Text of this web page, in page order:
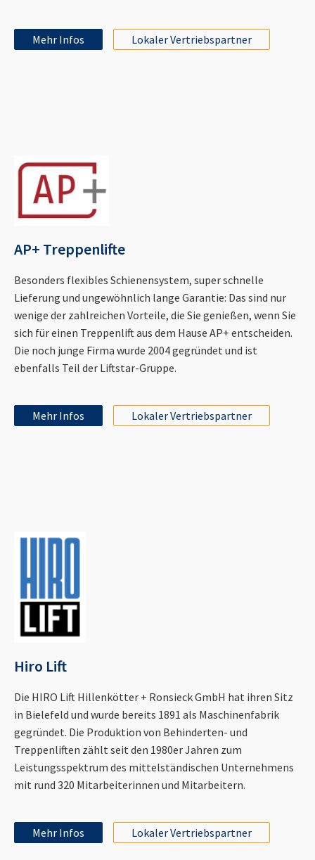
Mehr Infos Lokaler Vertriebspartner
AP+ Treppenlifte
Besonders flexibles Schienensystem, super schnelle
Lieferung und ungewöhnlich lange Garantie: Das sind nur
wenige der zahlreichen Vorteile, die Sie genießen, wenn Sie
sich für einen Treppenlift aus dem Hause AP+ entscheiden.
Die noch junge Firma wurde 2004 gegründet und ist
ebenfalls Teil der Liftstar-Gruppe.
Mehr Infos Lokaler Vertriebspartner
Hiro Lift
Die HIRO Lift Hillenkötter + Ronsieck GmbH hat ihren Sitz
in Bielefeld und wurde bereits 1891 als Maschinenfabrik
gegründet. Die Produktion von Behinderten- und
Treppenliften zählt seit den 1980er Jahren zum
Leistungsspektrum des mittelständischen Unternehmens
mit rund 320 Mitarbeiterinnen und Mitarbeitern.
Mehr Infos Lokaler Vertriebspartner